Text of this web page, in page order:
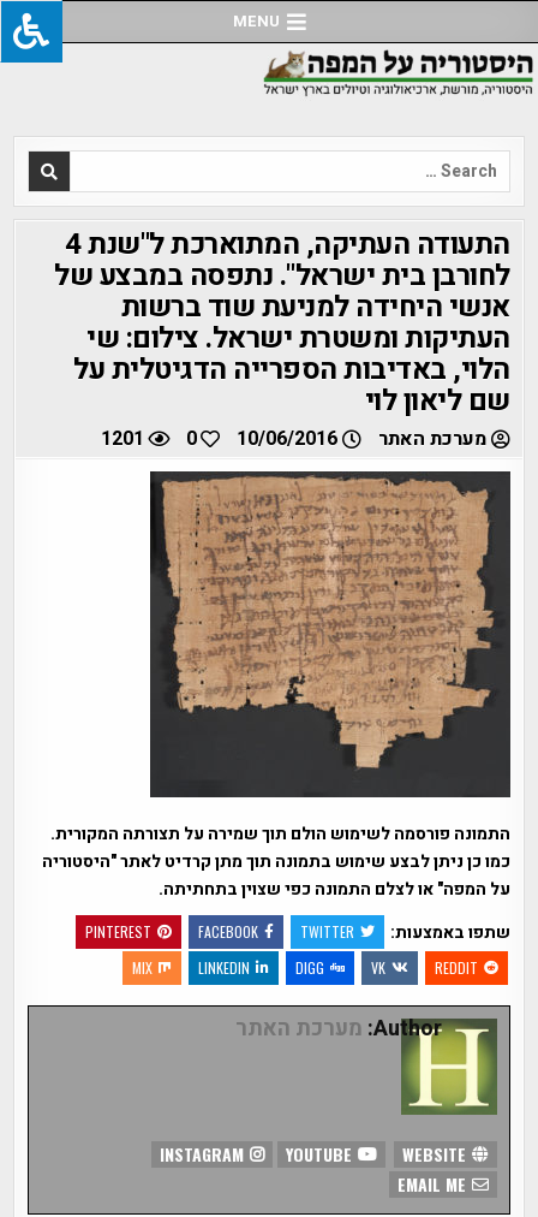
to
content
MENU
Search
for:
התעודה העתיקה, המתוארכת ל"שנת 4
לחורבן בית ישראל". נתפסה במבצע של
אנשי היחידה למניעת שוד ברשות
העתיקות ומשטרת ישראל. צילום: שי
הלוי, באדיבות הספרייה הדגיטלית על
שם ליאון לוי
מערכת האתר 10/06/2016
0
1201
התמונה פורסמה לשימוש הולם תוך שמירה על תצורתה המקורית.
כמו כן ניתן לבצע שימוש בתמונה תוך מתן קרדיט לאתר "היסטוריה
על המפה" או לצלם התמונה כפי שצוין בתחתיתה.
שתפו באמצעות:
TWITTER
FACEBOOK
PINTEREST
REDDIT
VK
DIGG
LINKEDIN
MIX
Author: מערכת האתר
INSTAGRAM